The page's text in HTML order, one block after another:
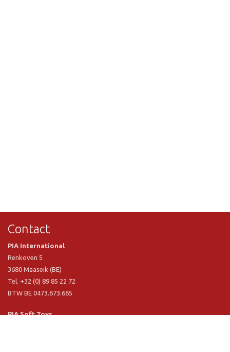
Contact
PIA International
Renkoven 5
3680 Maaseik (BE)
Tel. +32 (0) 89 85 22 72
BTW BE 0473.673.665
PIA Soft Toys